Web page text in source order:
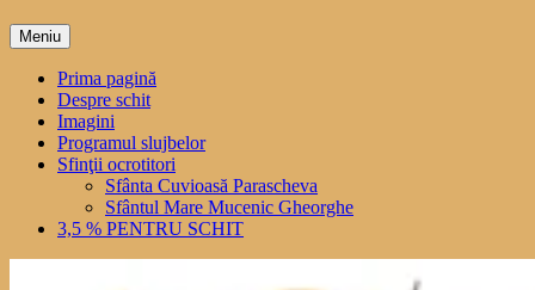
Meniu
Prima pagină
Despre schit
Imagini
Programul slujbelor
Sfinţii ocrotitori
Sfânta Cuvioasă Parascheva
Sfântul Mare Mucenic Gheorghe
3,5 % PENTRU SCHIT